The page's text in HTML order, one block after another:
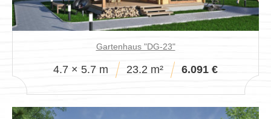
Gartenhaus "DG-23"
4.7 × 5.7 m 23.2 m² 6.091 €